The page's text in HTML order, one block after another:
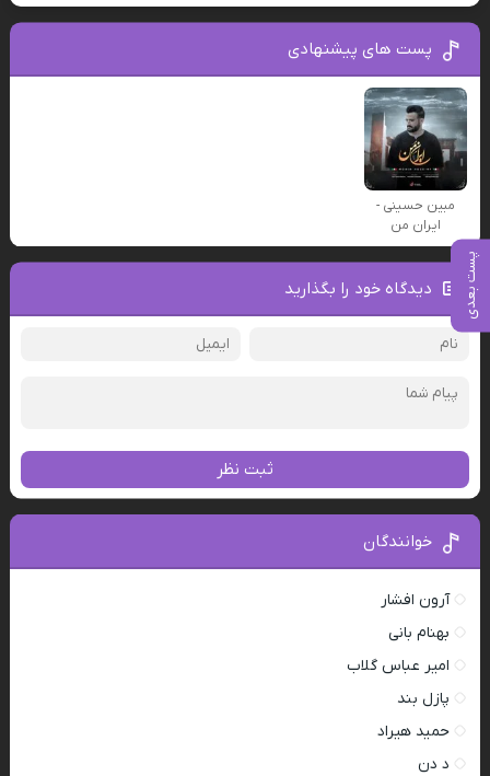
پست بعدی
پست های پیشنهادی
مبین حسینی -
ایران من
دیدگاه خود را بگذارید
ثبت نظر
خوانندگان
آرون افشار
بهنام بانی
امیر عباس گلاب
پازل بند
حمید هیراد
د دن